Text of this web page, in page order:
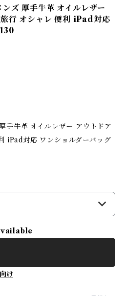
ズ 厚手牛革 オイルレザー
行 オシャレ 便利 iPad対応
手牛革 オイルレザー アウトドア
iPad対応 ワンショルダーバッグ
け